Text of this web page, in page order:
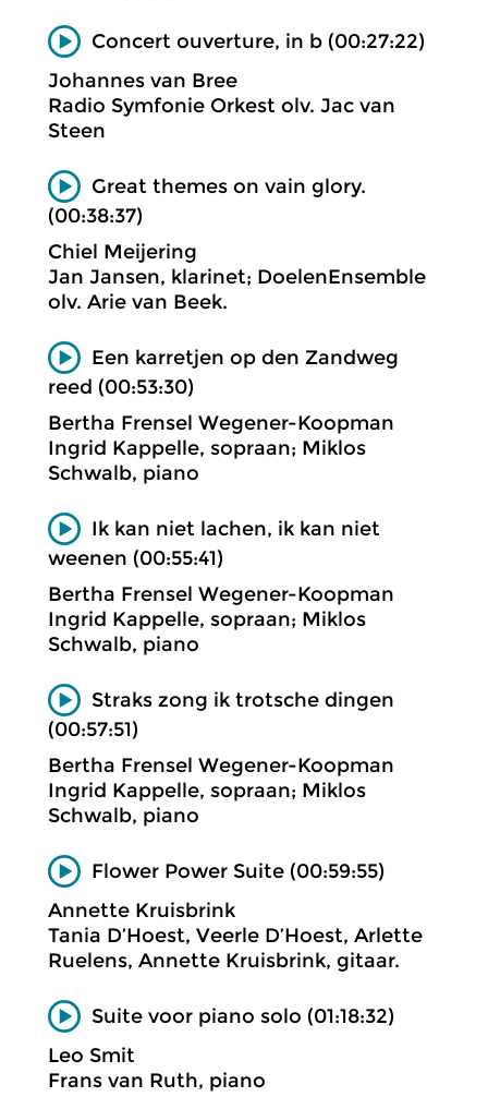
Concert ouverture, in b (00:27:22)
Johannes van Bree
Radio Symfonie Orkest olv. Jac van
Steen
Great themes on vain glory.
(00:38:37)
Chiel Meijering
Jan Jansen, klarinet; DoelenEnsemble
olv. Arie van Beek.
Een karretjen op den Zandweg
reed (00:53:30)
Bertha Frensel Wegener-Koopman
Ingrid Kappelle, sopraan; Miklos
Schwalb, piano
Ik kan niet lachen, ik kan niet
weenen (00:55:41)
Bertha Frensel Wegener-Koopman
Ingrid Kappelle, sopraan; Miklos
Schwalb, piano
Straks zong ik trotsche dingen
(00:57:51)
Bertha Frensel Wegener-Koopman
Ingrid Kappelle, sopraan; Miklos
Schwalb, piano
Flower Power Suite (00:59:55)
Annette Kruisbrink
Tania D’Hoest, Veerle D’Hoest, Arlette
Ruelens, Annette Kruisbrink, gitaar.
Suite voor piano solo (01:18:32)
Leo Smit
Frans van Ruth, piano